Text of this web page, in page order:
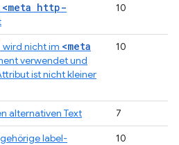
<meta http-
10
wird nicht im <meta
verwendet und
ist nicht kleiner
10
alternativen Text
7
label-
10